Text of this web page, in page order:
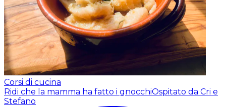
Corsi di cucina
Ridi che la mamma ha fatto i gnocchiOspitato da Cri e
Stefano